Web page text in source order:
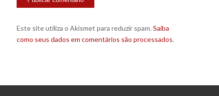
Este site utiliza o Akismet para reduzir spam. Saiba
como seus dados em comentários são processados.